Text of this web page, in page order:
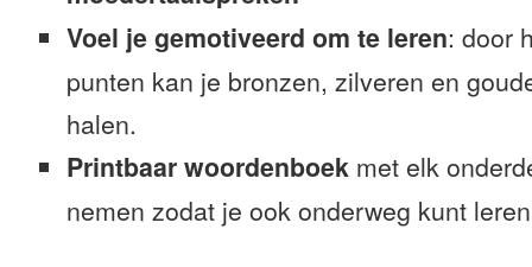
Voel je gemotiveerd om te leren: door
punten kan je bronzen, zilveren en
halen.
Printbaar woordenboek met elk
nemen zodat je ook onderweg kunt